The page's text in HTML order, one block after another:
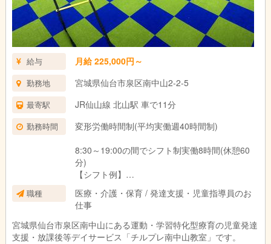
給与 月給 225,000円～
勤務地 宮城県仙台市泉区南中山2-2-5
最寄駅 JR仙山線 北山駅 車で11分
勤務時間
変形労働時間制(平均実働週40時間制)
8:30～19:00の間でシフト制実働8時間(休憩60
分)
【シフト例】
■8:30～17:30
■9:00～18:00
■9:30～18:30 等
※勤務時間相談可
職種
医療・介護・保育 / 発達支援・児童指導員のお
仕事
宮城県仙台市泉区南中山にある運動・学習特化型療育の児童発達
支援・放課後等デイサービス「チルプレ南中山教室」です。